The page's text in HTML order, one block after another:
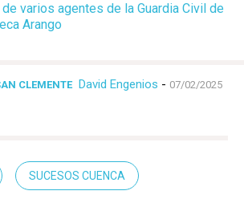
de varios agentes de la Guardia Civil de
Arango
CLEMENTE David Engenios - 07/02/2025
SUCESOS CUENCA